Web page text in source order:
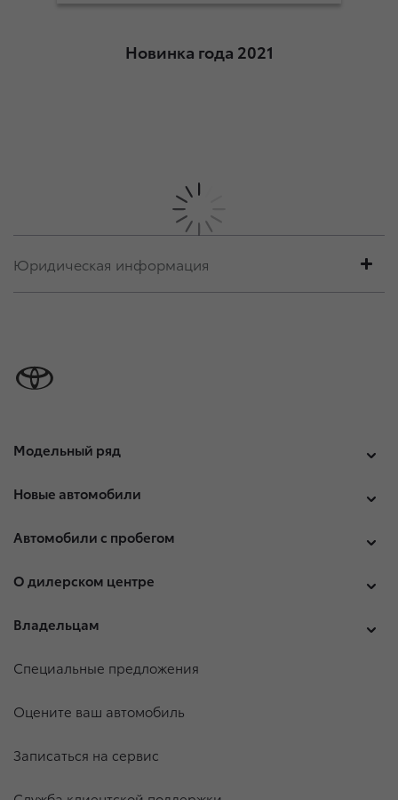
Новинка года 2021
Юридическая информация
Модельный ряд
Новые автомобили
Автомобили с пробегом
О дилерском центре
Владельцам
Специальные предложения
Оцените ваш автомобиль
Записаться на сервис